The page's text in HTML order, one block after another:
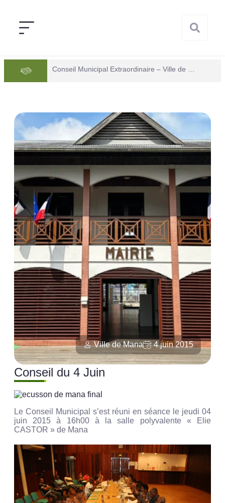
Ville de Mana 4 juin 2015
Conseil du 4 Juin
Le Conseil Municipal s’est réuni en séance le jeudi 04
juin 2015 à 16h00 à la salle polyvalente « Elie
CASTOR » de Mana